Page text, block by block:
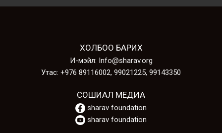
ХОЛБОО БАРИХ
И-мэйл: Info@sharav.org
Утас: +976 89116002, 99021225, 99143350
СОШИАЛ МЕДИА
sharav foundation
sharav foundation